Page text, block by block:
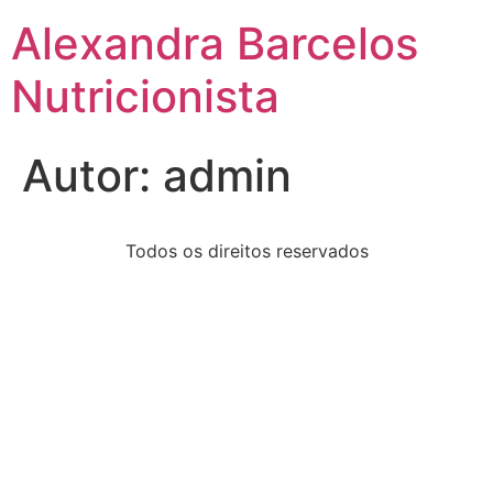
Alexandra Barcelos
Nutricionista
Autor: admin
Todos os direitos reservados